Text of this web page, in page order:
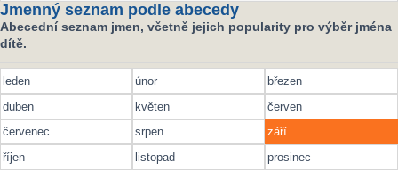
Jmenný seznam podle abecedy
Abecední seznam jmen, včetně jejich popularity pro výběr jména
dítě.
leden únor
březen
duben
květen
červen
červenec
srpen
září
říjen
listopad prosinec